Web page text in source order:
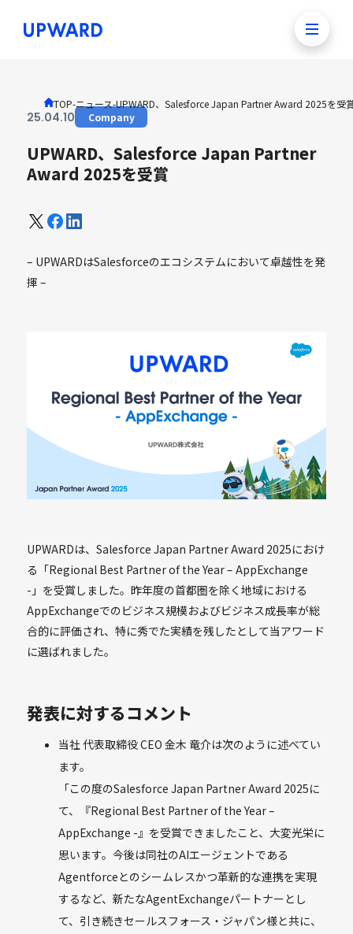
TOP-ニュース-UPWARD、Salesforce Japan Partner Award 2025を受
25.04.10 Company
UPWARD、Salesforce Japan Partner
Award 2025を受賞
– UPWARDはSalesforceのエコシステムにおいて卓越性を発
揮 –
UPWARDは、Salesforce Japan Partner Award 2025におけ
る「Regional Best Partner of the Year – AppExchange
-」を受賞しました。昨年度の首都圏を除く地域における
AppExchangeでのビジネス規模およびビジネス成長率が総
合的に評価され、特に秀でた実績を残したとして当アワード
に選ばれました。
発表に対するコメント
当社 代表取締役 CEO 金木 竜介は次のように述べてい
ます。
「この度のSalesforce Japan Partner Award 2025に
て、『Regional Best Partner of the Year –
AppExchange -』を受賞できましたこと、大変光栄に
思います。今後は同社のAIエージェントである
Agentforceとのシームレスかつ革新的な連携を実現
するなど、新たなAgentExchangeパートナーとし
て、引き続きセールスフォース・ジャパン様と共に、